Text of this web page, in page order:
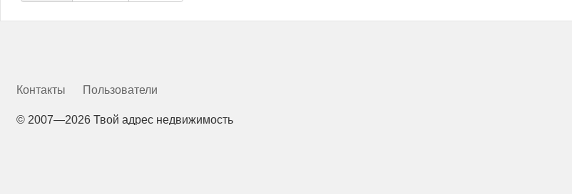
Контакты Пользователи
© 2007—2026 Твой адрес недвижимость